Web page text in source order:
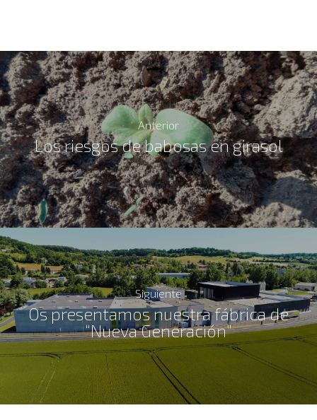
Anterior
Los riesgos de babosas en girasol
Siguiente
Os presentamos nuestra fábrica de
“Nueva Generación”